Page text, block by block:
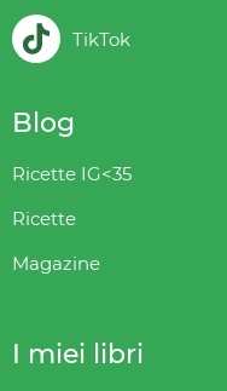
TikTok
Blog
Ricette IG<35
Ricette
Magazine
I miei libri